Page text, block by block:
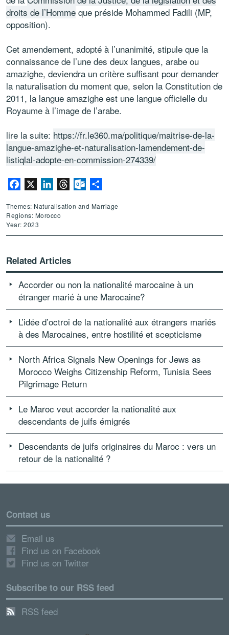
droits de l’Homme que préside Mohammed Fadili (MP,
opposition).
Cet amendement, adopté à l’unanimité, stipule que la
connaissance de l’une des deux langues, arabe ou
amazighe, deviendra un critère suffisant pour demander
la naturalisation du moment que, selon la Constitution de
2011, la langue amazighe est une langue officielle du
Royaume à l’image de l’arabe.
lire la suite: https://fr.le360.ma/politique/maitrise-de-la-
langue-amazighe-et-naturalisation-lamendement-de-
listiqlal-adopte-en-commission-274339/
Facebook LinkedInThreadsOutlook.com
Themes: Naturalisation and Marriage
Regions: Morocco
Year: 2023
Related Articles
Accorder ou non la nationalité marocaine à un
étranger marié à une Marocaine?
L’idée d’octroi de la nationalité aux étrangers mariés
à des Marocaines, entre hostilité et scepticisme
North Africa Signals New Openings for Jews as
Morocco Weighs Citizenship Reform, Tunisia Sees
Pilgrimage Return
Le Maroc veut accorder la nationalité aux
descendants de juifs émigrés
Descendants de juifs originaires du Maroc : vers un
retour de la nationalité ?
Contact us
Email us
Find us on Facebook
Find us on Twitter
Subscribe to our RSS feed
RSS feed